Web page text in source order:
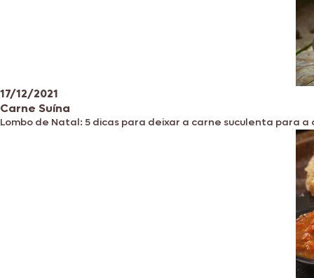
17/12/2021
Carne Suína
Lombo de Natal: 5 dicas para deixar a carne suculenta para a